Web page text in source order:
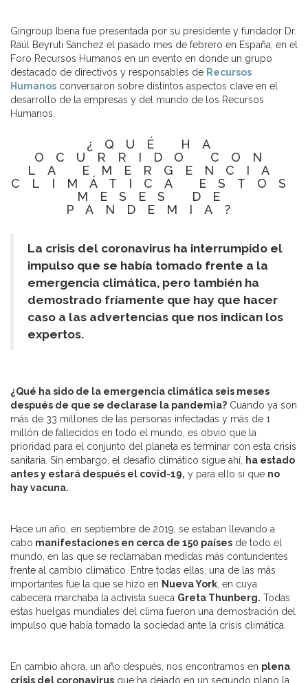
Gingroup Iberia fue presentada por su presidente y fundador Dr.
Raúl Beyruti Sánchez el pasado mes de febrero en España, en el
Foro Recursos Humanos en un evento en donde un grupo
destacado de directivos y responsables de Recursos
Humanos conversaron sobre distintos aspectos clave en el
desarrollo de la empresas y del mundo de los Recursos
Humanos.
¿QUÉ HA
OCURRIDO CON
LA EMERGENCIA
CLIMÁTICA ESTOS
MESES DE
PANDEMIA?
La crisis del coronavirus ha interrumpido el
impulso que se había tomado frente a la
emergencia climática, pero también ha
demostrado fríamente que hay que hacer
caso a las advertencias que nos indican los
expertos.
¿Qué ha sido de la emergencia climática seis meses
después de que se declarase la pandemia? Cuando ya son
más de 33 millones de las personas infectadas y más de 1
millón de fallecidos en todo el mundo, es obvio que la
prioridad para el conjunto del planeta es terminar con esta crisis
sanitaria. Sin embargo, el desafío climático sigue ahí,
ha estado
antes y estará después el covid-19, y para ello si que no
hay vacuna.
Hace un año, en septiembre de 2019, se estaban llevando a
cabo manifestaciones en cerca de 150 países de todo el
mundo, en las que se reclamaban medidas más contundentes
frente al cambio climático. Entre todas ellas, una de las más
importantes fue la que se hizo en Nueva York , en cuya
cabecera marchaba la activista sueca Greta Thunberg. Todas
estas huelgas mundiales del clima fueron una demostración del
impulso que había tomado la sociedad ante la crisis climática.
En cambio ahora, un año después, nos encontramos en plena
crisis del coronavirus que ha dejado en un segundo plano la